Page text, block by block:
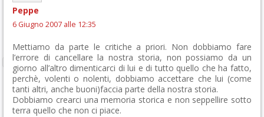
Peppe
6 Giugno 2007 alle 12:35
Mettiamo da parte le critiche a priori. Non dobbiamo fare
l’errore di cancellare la nostra storia, non possiamo da un
giorno all’altro dimenticarci di lui e di tutto quello che ha fatto,
perchè, volenti o nolenti, dobbiamo accettare che lui (come
tanti altri, anche buoni)faccia parte della nostra storia.
Dobbiamo crearci una memoria storica e non seppellire sotto
terra quello che non ci piace.